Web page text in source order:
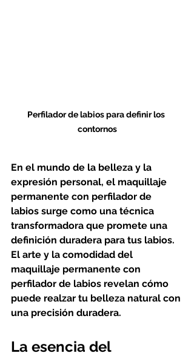
Perfilador de labios para definir los
contornos
En el mundo de la belleza y la
expresión personal, el maquillaje
permanente con perfilador de
labios surge como una técnica
transformadora que promete una
definición duradera para tus labios.
El arte y la comodidad del
maquillaje permanente con
perfilador de labios revelan cómo
puede realzar tu belleza natural con
una precisión duradera.
La esencia del